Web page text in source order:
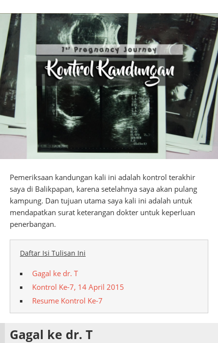
Pemeriksaan kandungan kali ini adalah kontrol terakhir
saya di Balikpapan, karena setelahnya saya akan pulang
kampung. Dan tujuan utama saya kali ini adalah untuk
mendapatkan surat keterangan dokter untuk keperluan
penerbangan.
Daftar Isi Tulisan Ini
Gagal ke dr. T
Kontrol Ke-7, 14 April 2015
Resume Kontrol Ke-7
Gagal ke dr. T